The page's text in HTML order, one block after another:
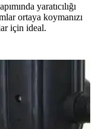
yaratıcılığı
ortaya koymanızı
için ideal.